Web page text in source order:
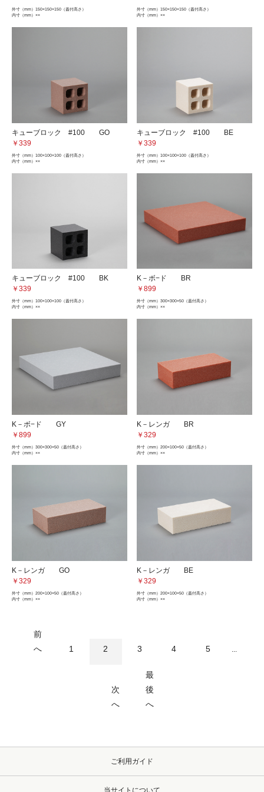
外寸（mm） 150×150×150（蓋付高さ）
内寸（mm） ××
外寸（mm） 150×150×150（蓋付高さ）
内寸（mm） ××
キューブロック #100 GO
￥339
外寸（mm） 100×100×100（蓋付高さ）
内寸（mm） ××
キューブロック #100 BE
￥339
外寸（mm） 100×100×100（蓋付高さ）
内寸（mm） ××
キューブロック #100 BK
￥339
外寸（mm） 100×100×100（蓋付高さ）
内寸（mm） ××
K－ボ−ド BR
￥899
外寸（mm） 300×300×50（蓋付高さ）
内寸（mm） ××
K－ボ−ド GY
￥899
外寸（mm） 300×300×50（蓋付高さ）
内寸（mm） ××
K－レンガ BR
￥329
外寸（mm） 200×100×50（蓋付高さ）
内寸（mm） ××
K－レンガ GO
￥329
外寸（mm） 200×100×50（蓋付高さ）
内寸（mm） ××
K－レンガ BE
￥329
外寸（mm） 200×100×50（蓋付高さ）
内寸（mm） ××
前
へ
1 2 3 4 5
次
へ
最
後
へ
ご利用ガイド
当サイトについて